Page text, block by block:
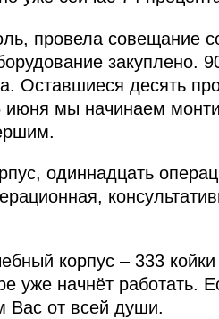
провела совещание
закуплено.
Оставшиеся десять
июня мы начинаем
одиннадцать
корпус – 333
уже начнёт работать.
Вас от всей души.